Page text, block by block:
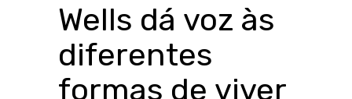
Wells dá voz às
diferentes
formas de viver